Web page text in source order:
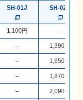
SH-01J SH-02J
1,100円 –
– 1,390円
– 1,650円
– 1,870円
– 2,090円